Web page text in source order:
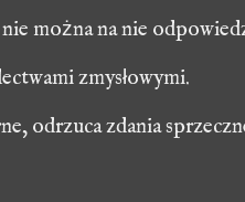
można na nie
zmysłowymi.
odrzuca zdania